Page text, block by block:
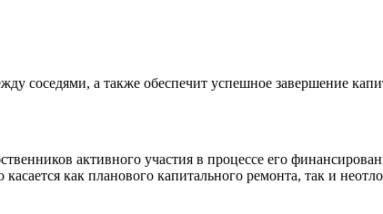
соседями, а также обеспечит успешное завершение
активного участия в процессе его
как планового капитального ремонта, так и